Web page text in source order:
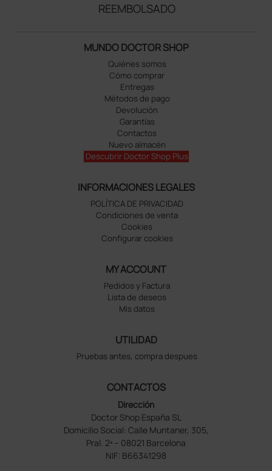
REEMBOLSADO
MUNDO DOCTOR SHOP
Quiénes somos
Cómo comprar
Entregas
Métodos de pago
Devolución
Garantías
Contactos
Nuevo almacén
Descubrir Doctor Shop Plus
INFORMACIONES LEGALES
POLÍTICA DE PRIVACIDAD
Condiciones de venta
Cookies
Configurar cookies
MY ACCOUNT
Pedidos y Factura
Lista de deseos
Mis datos
UTILIDAD
Pruebas antes, compra despues
CONTACTOS
Dirección
Doctor Shop España SL
Domicilio Social: Calle Muntaner, 305,
Pral. 2ª – 08021 Barcelona
NIF: B66341298